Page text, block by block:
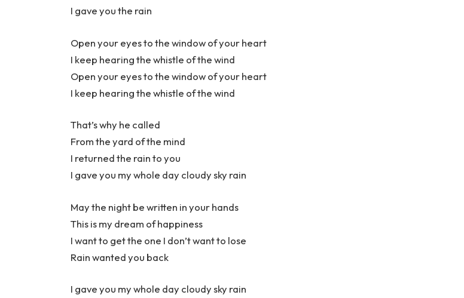
I gave you the rain
Open your eyes to the window of your heart
I keep hearing the whistle of the wind
Open your eyes to the window of your heart
I keep hearing the whistle of the wind
That’s why he called
From the yard of the mind
I returned the rain to you
I gave you my whole day cloudy sky rain
May the night be written in your hands
This is my dream of happiness
I want to get the one I don’t want to lose
Rain wanted you back
I gave you my whole day cloudy sky rain